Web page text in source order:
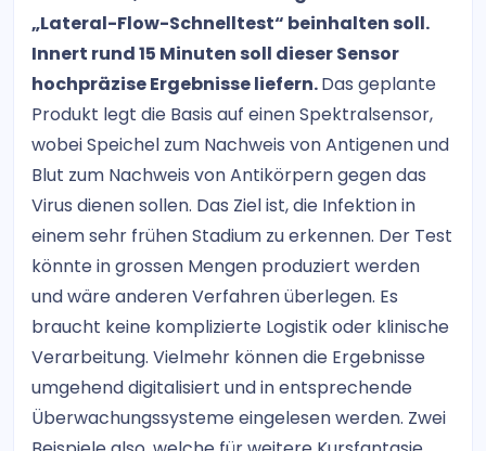
„Lateral-Flow-Schnelltest“ beinhalten soll.
Innert rund 15 Minuten soll dieser Sensor
hochpräzise Ergebnisse liefern.Das geplante
Produkt legt die Basis auf einen Spektralsensor,
wobei Speichel zum Nachweis von Antigenen und
Blut zum Nachweis von Antikörpern gegen das
Virus dienen sollen. Das Ziel ist, die Infektion in
einem sehr frühen Stadium zu erkennen. Der Test
könnte in grossen Mengen produziert werden
und wäre anderen Verfahren überlegen. Es
braucht keine komplizierte Logistik oder klinische
Verarbeitung. Vielmehr können die Ergebnisse
umgehend digitalisiert und in entsprechende
Überwachungssysteme eingelesen werden. Zwei